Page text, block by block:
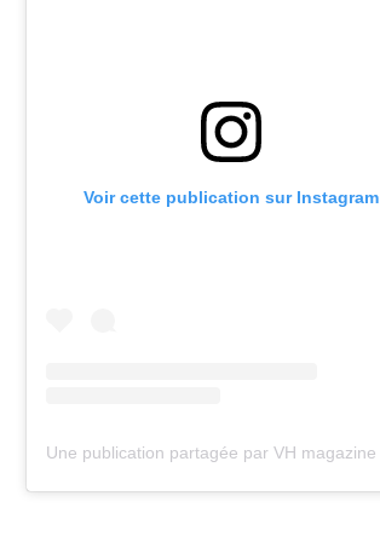
Voir cette publication sur Instagram